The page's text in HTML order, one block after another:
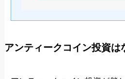
アンティークコイン投資は